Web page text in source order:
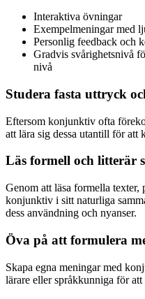
Interaktiva övningar
Exempelmeningar med
Personlig feedback och
Gradvis svårighetsnivå
nivå
Studera fasta uttryck
Eftersom konjunktiv ofta
att lära sig dessa utantill för att
Läs formell och litterär
Genom att läsa formella texter,
konjunktiv i sitt naturliga
dess användning och nyanser.
Öva på att formulera
Skapa egna meningar med
lärare eller språkkunniga för